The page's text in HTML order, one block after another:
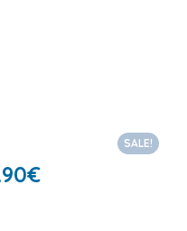
SALE!
€